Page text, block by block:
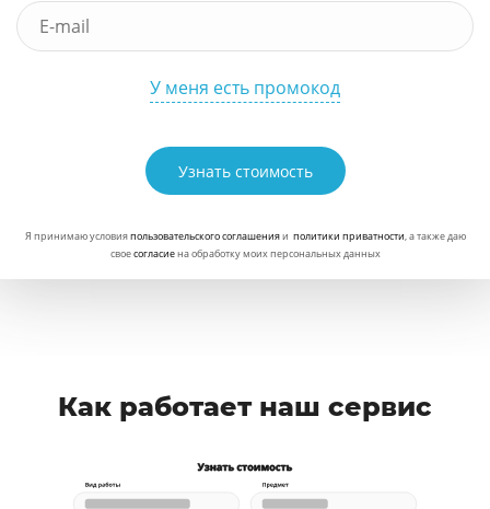
У меня есть промокод
Узнать стоимость
Я принимаю условияпользовательского соглашенияи политики приватности, а также даю
своесогласиена обработку моих персональных данных
Как работает наш сервис